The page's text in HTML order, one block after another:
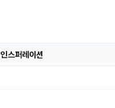
스퍼레이션